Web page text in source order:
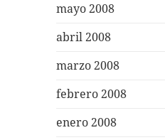
mayo 2008
abril 2008
marzo 2008
febrero 2008
enero 2008